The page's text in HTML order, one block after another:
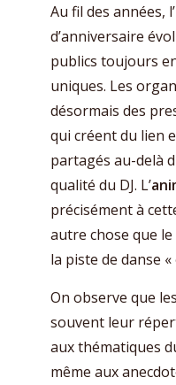
Au fil des années, l’
d’anniversaire
publics toujours
uniques. Les
désormais des
qui créent du lien
partagés au-delà
qualité du DJ. L’
précisément à
autre chose que
la piste de danse
On observe que
souvent leur
aux thématiques
même aux